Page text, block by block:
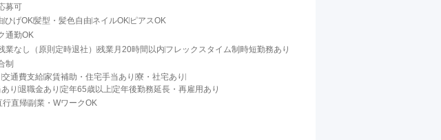
募可
ひげOK髪型・髪色自由 ネイルOK ピアスOK
通勤OK
業なし（原則定時退社） 残業月20時間以内 フレックスタイム制時短勤務あり
制
交通費支給家賃補助・住宅手当あり 寮・社宅あり
り 退職金あり 定年65歳以上 定年後勤務延長・再雇用あり
行直帰副業・WワークOK